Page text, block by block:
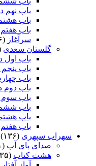
باب نهم
باب
باب
سرآغاز (۶)
گلستان سعدی
باب اول
باب
باب
باب دوم
باب
باب ششم
باب
باب هفتم
سهراب سپهری (۱۳۶)
صدای پای آب (۱)
هشت کتاب (۱۳۵)